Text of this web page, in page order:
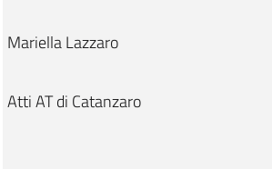
Mariella Lazzaro
Atti AT di Catanzaro